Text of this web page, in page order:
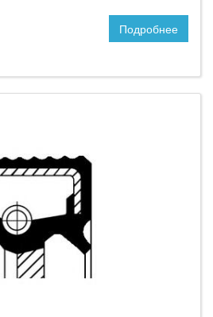
Подробнее